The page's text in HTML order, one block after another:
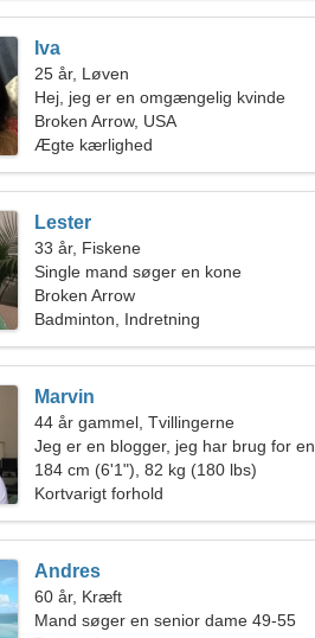
Iva
25 år, Løven
Hej, jeg er en omgængelig kvinde
Broken Arrow, USA
Ægte kærlighed
Lester
33 år, Fiskene
Single mand søger en kone
Broken Arrow
Badminton, Indretning
Marvin
44 år gammel, Tvillingerne
Jeg er en blogger, jeg har brug for en
forførende kvinde
184 cm (6'1"), 82 kg (180 lbs)
Kortvarigt forhold
Andres
60 år, Kræft
Mand søger en senior dame 49-55